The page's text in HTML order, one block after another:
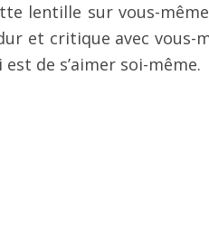
lentille sur vous-
et critique avec vous-
est de s’aimer soi-même.